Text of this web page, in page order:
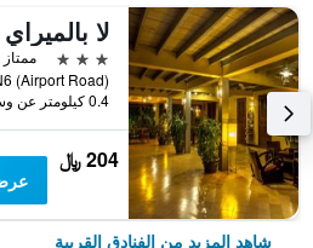
3 نجوم
ممتاز 9.6
0.4 كيلومتر عن وسط المدينة
204 ﷼
شاهد المزيد من الفنادق القريبة